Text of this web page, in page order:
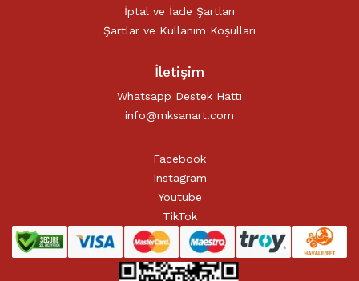
İptal ve İade Şartları
Şartlar ve Kullanım Koşulları
İletişim
Whatsapp Destek Hattı
info@mksanart.com
Facebook
Instagram
Youtube
TikTok